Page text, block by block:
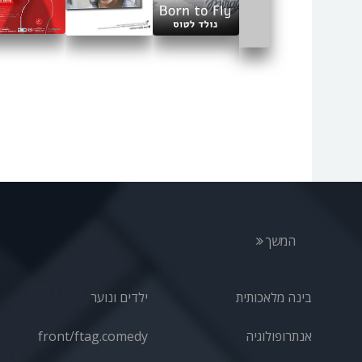
המשך
בינה מלאכותית
אנתרופולוגיה
ילדים ונוער
front/ftag.comedy